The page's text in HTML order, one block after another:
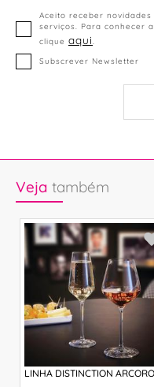
Aceito receber
serviços. Para conhecer
clique aqui.
Subscrever Newsletter
Veja também
LINHA DISTINCTION